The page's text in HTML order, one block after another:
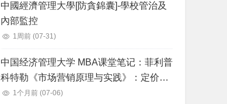
中國經濟管理大學[防貪錦囊]-學校管治及
內部監控
1周前 (07-31)
中国经济管理大学 MBA课堂笔记：菲利普
科特勒《市场营销原理与实践》：定价：
理解和获得顾客价值
1个月前 (07-06)